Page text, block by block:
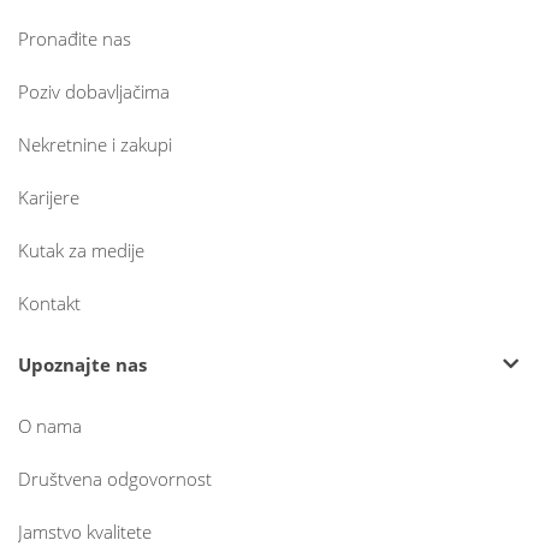
Pronađite nas
Poziv dobavljačima
Nekretnine i zakupi
Karijere
Kutak za medije
Kontakt
Upoznajte nas
O nama
Društvena odgovornost
Jamstvo kvalitete